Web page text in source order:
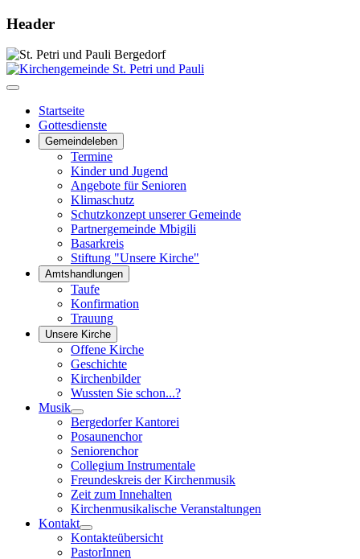
Header
Startseite
Gottesdienste
Gemeindeleben
Termine
Kinder und Jugend
Angebote für Senioren
Klimaschutz
Schutzkonzept unserer Gemeinde
Partnergemeinde Mbigili
Basarkreis
Stiftung "Unsere Kirche"
Amtshandlungen
Taufe
Konfirmation
Trauung
Unsere Kirche
Offene Kirche
Geschichte
Kirchenbilder
Wussten Sie schon...?
Musik
Bergedorfer Kantorei
Posaunenchor
Seniorenchor
Collegium Instrumentale
Freundeskreis der Kirchenmusik
Zeit zum Innehalten
Kirchenmusikalische Veranstaltungen
Kontakt
Kontakteübersicht
PastorInnen